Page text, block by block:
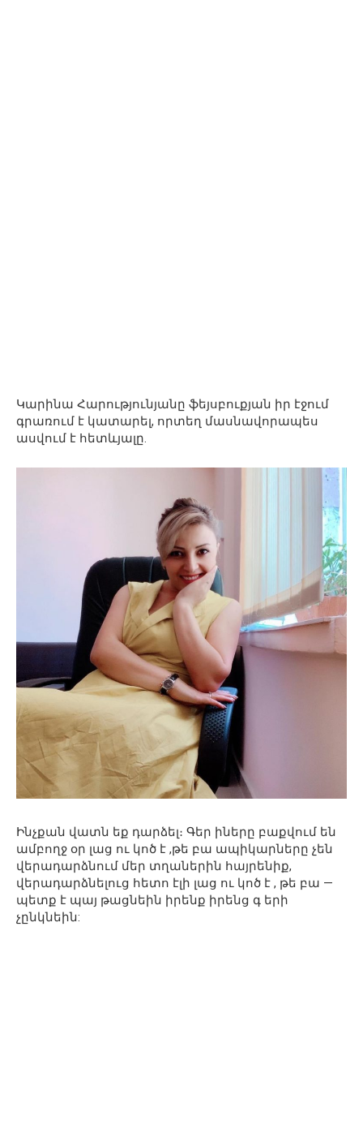
Կարինա Հարությունյանը ֆեյսբուքյան իր էջում
գրառում է կատարել, որտեղ մասնավորապես
ասվում է հետևյալը.
Ինչքան վատն եք դարձել։ Գեր իները բաքվում են
ամբողջ օր լաց ու կոծ է ,թե բա ապիկարները չեն
վերադարձնում մեր տղաներին հայրենիք,
վերադարձնելուց հետո էլի լաց ու կոծ է , թե բա —
պետք է պայ թացնեին իրենք իրենց գ երի
չընկնեին: